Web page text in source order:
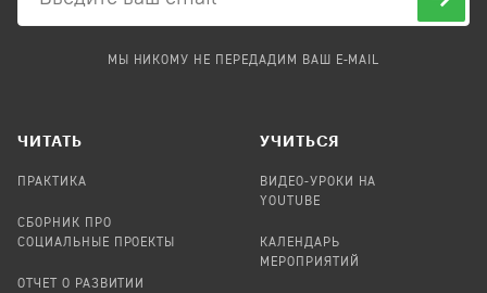
МЫ НИКОМУ НЕ ПЕРЕДАДИМ ВАШ E-MAIL
ЧИТАТЬ
ПРАКТИКА
СБОРНИК ПРО
СОЦИАЛЬНЫЕ ПРОЕКТЫ
ОТЧЕТ О РАЗВИТИИ
УЧИТЬСЯ
ВИДЕО-УРОКИ НА
YOUTUBE
КАЛЕНДАРЬ
МЕРОПРИЯТИЙ